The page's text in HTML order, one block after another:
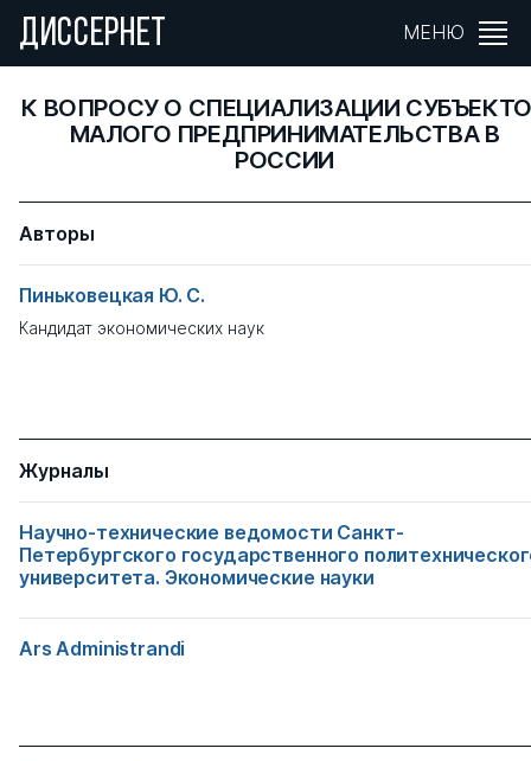
ДИССЕРНЕТ МЕНЮ
К ВОПРОСУ О СПЕЦИАЛИЗАЦИИ
МАЛОГО ПРЕДПРИНИМАТЕЛЬСТВА В
РОССИИ
Авторы
Пиньковецкая Ю. С.
Кандидат экономических наук
Журналы
Научно-технические ведомости Санкт-
Петербургского государственного
университета. Экономические науки
Ars Administrandi